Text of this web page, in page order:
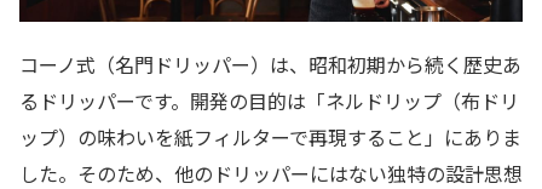
コーノ式（名門ドリッパー）は、昭和初期から続く歴史あ
るドリッパーです。開発の目的は「ネルドリップ（布ドリ
ップ）の味わいを紙フィルターで再現すること」にありま
した。そのため、他のドリッパーにはない独特の設計思想